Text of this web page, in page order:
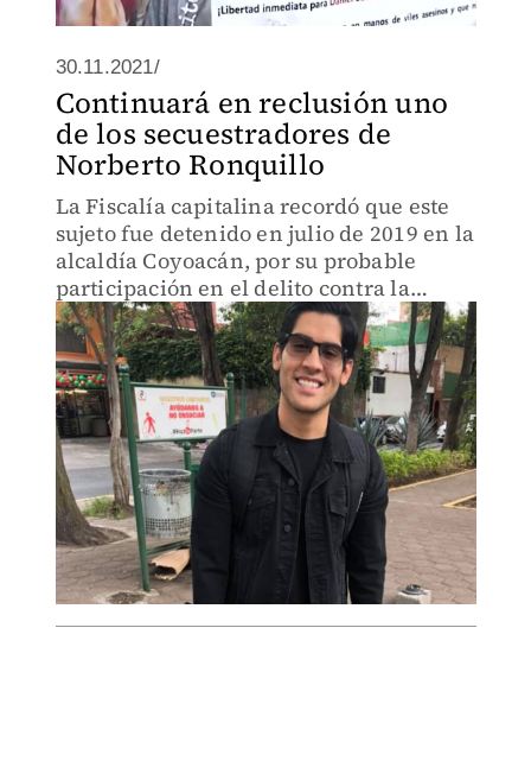
30.11.2021/
Continuará en reclusión uno
de los secuestradores de
Norberto Ronquillo
La Fiscalía capitalina recordó que este
sujeto fue detenido en julio de 2019 en la
alcaldía Coyoacán, por su probable
participación en el delito contra la
salud, en su modalidad de
narcomenudeo.